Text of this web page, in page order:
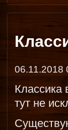
06.11.2018
Классика
тут не